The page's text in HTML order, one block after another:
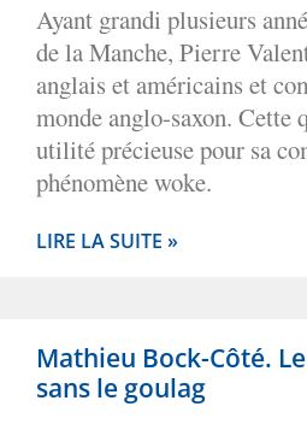
Ayant grandi plusieurs
de la Manche, Pierre
anglais et américains et
monde anglo-saxon. Cette
utilité précieuse pour sa
phénomène woke.
LIRE LA SUITE »
Mathieu Bock-Côté.
sans le goulag